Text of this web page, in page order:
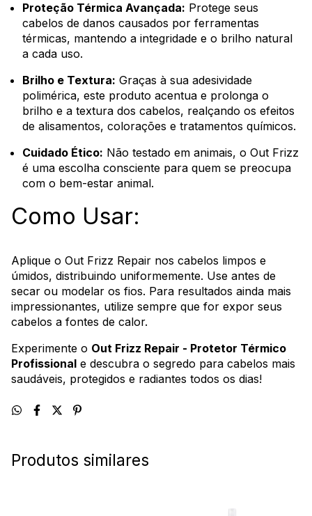
Proteção Térmica Avançada: Protege seus
cabelos de danos causados por ferramentas
térmicas, mantendo a integridade e o brilho natural
a cada uso.
Brilho e Textura: Graças à sua adesividade
polimérica, este produto acentua e prolonga o
brilho e a textura dos cabelos, realçando os efeitos
de alisamentos, colorações e tratamentos químicos.
Cuidado Ético: Não testado em animais, o Out Frizz
é uma escolha consciente para quem se preocupa
com o bem-estar animal.
Como Usar:
Aplique o Out Frizz Repair nos cabelos limpos e
úmidos, distribuindo uniformemente. Use antes de
secar ou modelar os fios. Para resultados ainda mais
impressionantes, utilize sempre que for expor seus
cabelos a fontes de calor.
Experimente o Out Frizz Repair - Protetor Térmico
Profissional e descubra o segredo para cabelos mais
saudáveis, protegidos e radiantes todos os dias!
Produtos similares